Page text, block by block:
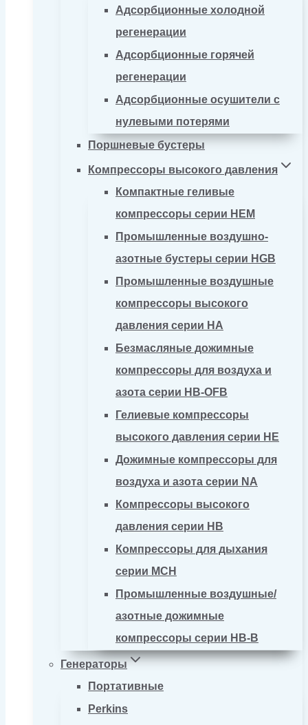
Адсорбционные холодной
регенерации
Адсорбционные горячей
регенерации
Адсорбционные осушители с
нулевыми потерями
Поршневые бустеры
Компрессоры высокого давления
Компактные геливые
компрессоры серии HEM
Промышленные воздушно-
азотные бустеры серии HGB
Промышленные воздушные
компрессоры высокого
давления серии HA
Безмасляные дожимные
компрессоры для воздуха и
азота серии HB-OFB
Гелиевые компрессоры
высокого давления серии HE
Дожимные компрессоры для
воздуха и азота серии NA
Компрессоры высокого
давления серии HB
Компрессоры для дыхания
серии MCH
Промышленные воздушные/
азотные дожимные
компрессоры серии HB-B
Генераторы
Портативные
Perkins